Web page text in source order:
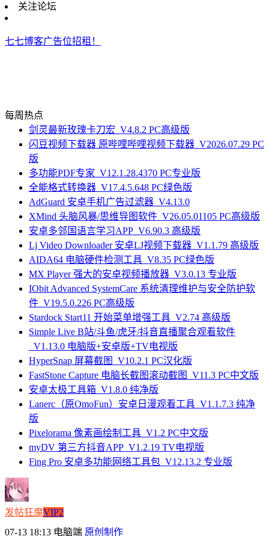
关注论坛
七七博客广告位招租！
每周热点
剑灵最新玫瑰卡刀宏_V4.8.2 PC高级版
闪豆视频下载器 原哔哩哔哩视频下载器_V2026.07.29 PC
版
多功能PDF专家_V12.1.28.4370 PC专业版
全能格式转换器_V17.4.5.648 PC绿色版
AdGuard 安卓手机广告过滤器_V4.13.0
XMind 头脑风暴/思维导图软件_V26.05.01105 PC高级版
安卓多邻国语言学习APP_V6.90.3 高级版
Lj Video Downloader 安卓LJ视频下载器_V1.1.79 高级版
AIDA64 电脑硬件检测工具_V8.35 PC绿色版
MX Player 强大的安卓视频播放器_V3.0.13 专业版
IObit Advanced SystemCare 系统清理维护与安全防护软
件_V19.5.0.226 PC高级版
Stardock Start11 开始菜单增强工具_V2.74 高级版
Simple Live B站/斗鱼/虎牙/抖音直播聚合观看软件
_V1.13.0 电脑版+安卓版+TV电视版
HyperSnap 屏幕截图_V10.2.1 PC汉化版
FastStone Capture 电脑长截图滚动截图_V11.3 PC中文版
安卓太极工具箱_V1.8.0 纯净版
Lanerc（原OmoFun）安卓日漫观看工具_V1.1.7.3 纯净
版
Pixelorama 像素画绘制工具_V1.2 PC中文版
myDV 第三方抖音APP_V1.2.19 TV电视版
Fing Pro 安卓多功能网络工具包_V12.13.2 专业版
发帖狂魔VIP2
07-13 18:13 电脑端 原创制作